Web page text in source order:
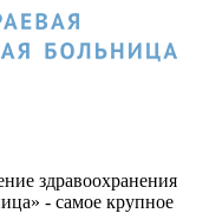
здравоохранения
- самое крупное